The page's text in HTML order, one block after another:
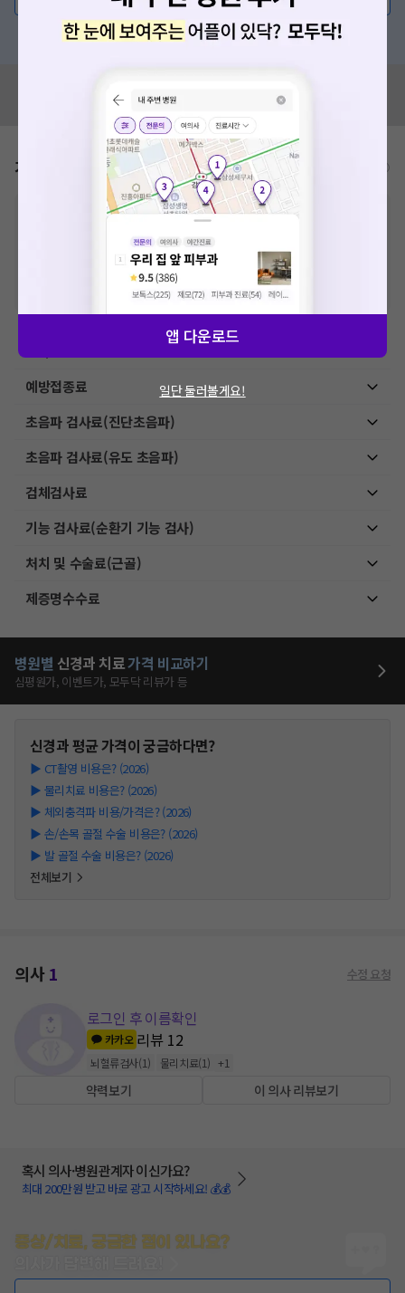
혹은, 의료상담 서비스에 다양한 게시글 보러가기
모두닥 팀에 알려주세요!
가격표
비급여 항목의 경우,추가비용 등으로 실제 가격과 상이할 수 있으니, 정확
한 가격은 해당 의료기관에 직접 문의해주세요.
건강보험심사평가원
격입니다. (진료와 연관된 복합적인 비용이 추가되어, 병원마다 금액이 다르게
산정될 수 있는 점 참고 바랍니다.)
VAT 포함
예방접종료
초음파 검사료(진단초음파)
초음파 검사료(유도 초음파)
검체검사료
기능 검사료(순환기 기능 검사)
처치 및 수술료(근골)
제증명수수료
병원별 신경과 치료가격 비교하기
심평원가, 이벤트가, 모두닥 리뷰가 등
신경과평균 가격이 궁금하다면?
▶ CT촬영 비용은? (2026)
▶ 물리치료 비용은? (2026)
▶ 체외충격파 비용/가격은? (2026)
▶ 손/손목 골절 수술 비용은? (2026)
▶ 발 골절 수술 비용은? (2026)
전체보기
의사1 수정 요청
로그인 후 이름확인
카카오 리뷰 12
뇌혈류검사(1) 물리치료(1) +1
약력보기 이 의사 리뷰보기
혹시 의사·병원관계자 이신가요?
최대 200만원 받고 바로 광고 시작하세요! 💰💰
증상/치료, 궁금한 점이 있나요?
앱 다운로드
일단 둘러볼게요!